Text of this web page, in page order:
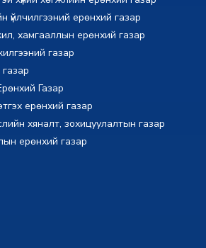
ерөнхий газар
хамгааллын ерөнхий газар
газар
Газар
ерөнхий газар
хяналт, зохицуулалтын газар
ерөнхий газар